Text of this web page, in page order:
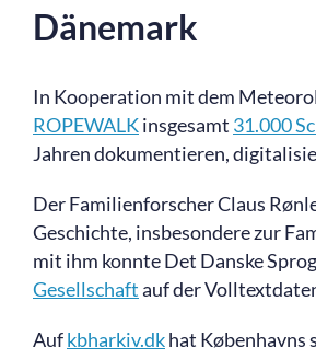
Dänemark
In Kooperation mit dem
ROPEWALKinsgesamt 31.000
Jahren dokumentieren,
Der Familienforscher Claus
Geschichte, insbesondere zur
mit ihm konnte Det Danske
Gesellschaftauf der
Aufkbharkiv.dkhat Københavns